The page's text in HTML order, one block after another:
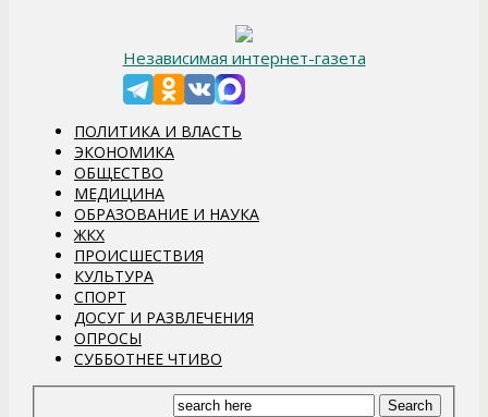
Независимая интернет-газета
ПОЛИТИКА И ВЛАСТЬ
ЭКОНОМИКА
ОБЩЕСТВО
МЕДИЦИНА
ОБРАЗОВАНИЕ И НАУКА
ЖКХ
ПРОИСШЕСТВИЯ
КУЛЬТУРА
СПОРТ
ДОСУГ И РАЗВЛЕЧЕНИЯ
ОПРОСЫ
СУББОТНЕЕ ЧТИВО